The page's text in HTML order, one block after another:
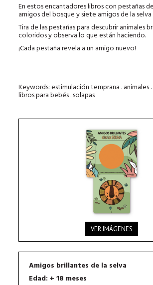
En estos encantadores libros conpestañas
amigos del bosque y siete amigos de la
Tira de las pestañas para descubrir animales
coloridos y observa lo que están haciendo.
¡Cada pestaña revela a un amigo nuevo!
Keywords: estimulación temprana . animales .
libros para bebés . solapas
VER IMÁGENES
Amigos brillantes de la selva
Edad: + 18 meses